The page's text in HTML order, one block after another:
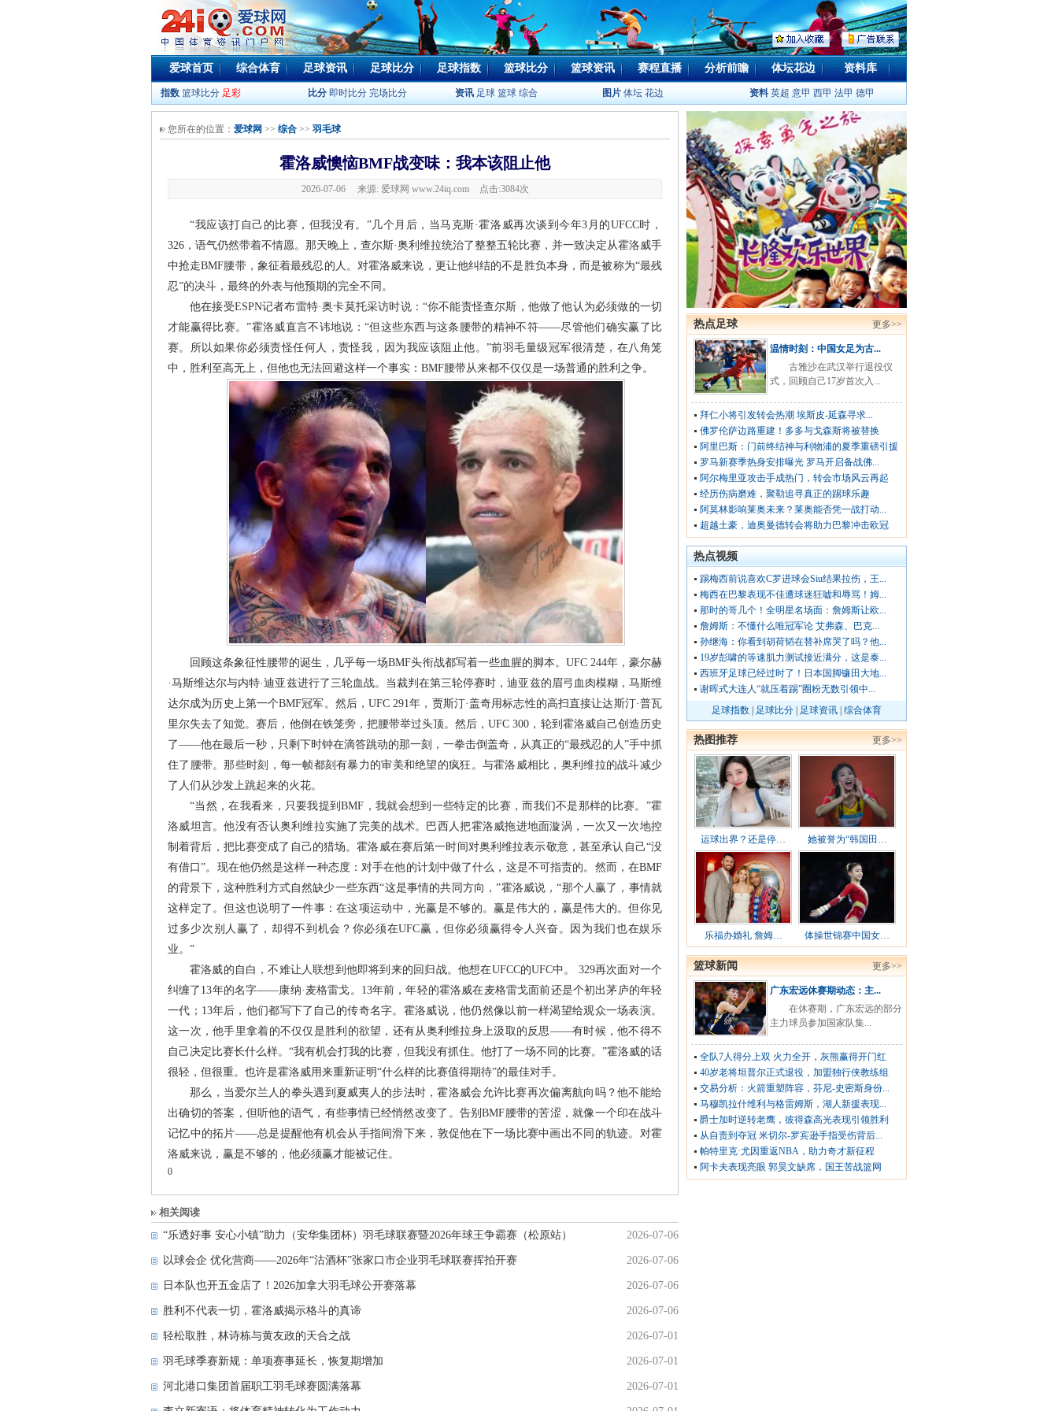
爱球首页 综合体育 足球资讯 足球比分 足球指数 篮球比分 篮球资讯 赛程直播 分析前瞻 体坛花边 资料库
指数 篮球比分 足彩 比分 即时比分 完场比分 资讯 足球 篮球 综合 图片 体坛 花边 资料 英超 意甲 西甲 法甲 德甲
您所在的位置： 爱球网 >> 综合 >> 羽毛球
霍洛威懊恼BMF战变味：我本该阻止他
2026-07-06 来源: 爱球网 www.24iq.com 点击:3084次
“我应该打自己的比赛，但我没有。”几个月后，当马克斯·霍洛威再次谈到今年3月的UFCC时，
326，语气仍然带着不情愿。那天晚上，查尔斯·奥利维拉统治了整整五轮比赛，并一致决定从霍洛威手
中抢走BMF腰带，象征着最残忍的人。对霍洛威来说，更让他纠结的不是胜负本身，而是被称为“最残
忍”的决斗，最终的外表与他预期的完全不同。
他在接受ESPN记者布雷特·奥卡莫托采访时说：“你不能责怪查尔斯，他做了他认为必须做的一切
才能赢得比赛。”霍洛威直言不讳地说：“但这些东西与这条腰带的精神不符——尽管他们确实赢了比
赛。所以如果你必须责怪任何人，责怪我，因为我应该阻止他。”前羽毛量级冠军很清楚，在八角笼
中，胜利至高无上，但他也无法回避这样一个事实：BMF腰带从来都不仅仅是一场普通的胜利之争。
回顾这条象征性腰带的诞生，几乎每一场BMF头衔战都写着一些血腥的脚本。UFC 244年，豪尔赫
·马斯维达尔与内特·迪亚兹进行了三轮血战。当裁判在第三轮停赛时，迪亚兹的眉弓血肉模糊，马斯维
达尔成为历史上第一个BMF冠军。然后，UFC 291年，贾斯汀·盖奇用标志性的高扫直接让达斯汀·普瓦
里尔失去了知觉。赛后，他倒在铁笼旁，把腰带举过头顶。然后，UFC 300，轮到霍洛威自己创造历史
了——他在最后一秒，只剩下时钟在滴答跳动的那一刻，一拳击倒盖奇，从真正的“最残忍的人”手中抓
住了腰带。那些时刻，每一帧都刻有暴力的审美和绝望的疯狂。与霍洛威相比，奥利维拉的战斗减少
了人们从沙发上跳起来的火花。
“当然，在我看来，只要我提到BMF，我就会想到一些特定的比赛，而我们不是那样的比赛。”霍
洛威坦言。他没有否认奥利维拉实施了完美的战术。巴西人把霍洛威拖进地面漩涡，一次又一次地控
制着背后，把比赛变成了自己的猎场。霍洛威在赛后第一时间对奥利维拉表示敬意，甚至承认自己“没
有借口”。现在他仍然是这样一种态度：对手在他的计划中做了什么，这是不可指责的。然而，在BMF
的背景下，这种胜利方式自然缺少一些东西“这是事情的共同方向，”霍洛威说，“那个人赢了，事情就
这样定了。但这也说明了一件事：在这项运动中，光赢是不够的。赢是伟大的，赢是伟大的。但你见
过多少次别人赢了，却得不到机会？你必须在UFC赢，但你必须赢得令人兴奋。因为我们也在娱乐
业。”
霍洛威的自白，不难让人联想到他即将到来的回归战。他想在UFCC的UFC中。 329再次面对一个
纠缠了13年的名字——康纳·麦格雷戈。13年前，年轻的霍洛威在麦格雷戈面前还是个初出茅庐的年轻
一代；13年后，他们都写下了自己的传奇名字。霍洛威说，他仍然像以前一样渴望给观众一场表演。
这一次，他手里拿着的不仅仅是胜利的欲望，还有从奥利维拉身上汲取的反思——有时候，他不得不
自己决定比赛长什么样。“我有机会打我的比赛，但我没有抓住。他打了一场不同的比赛。”霍洛威的话
很轻，但很重。也许是霍洛威用来重新证明“什么样的比赛值得期待”的最佳对手。
那么，当爱尔兰人的拳头遇到夏威夷人的步法时，霍洛威会允许比赛再次偏离航向吗？他不能给
出确切的答案，但听他的语气，有些事情已经悄然改变了。告别BMF腰带的苦涩，就像一个印在战斗
记忆中的拓片——总是提醒他有机会从手指间滑下来，敦促他在下一场比赛中画出不同的轨迹。对霍
洛威来说，赢是不够的，他必须赢才能被记住。
0
相关阅读
2026-07-06
“乐透好事 安心小镇”助力（安华集团杯）羽毛球联赛暨2026年球王争霸赛（松原站）
2026-07-06
以球会企 优化营商——2026年“沽酒杯”张家口市企业羽毛球联赛挥拍开赛
2026-07-06
日本队也开五金店了！2026加拿大羽毛球公开赛落幕
2026-07-06
胜利不代表一切，霍洛威揭示格斗的真谛
2026-07-01
轻松取胜，林诗栋与黄友政的天合之战
2026-07-01
羽毛球季赛新规：单项赛事延长，恢复期增加
2026-07-01
河北港口集团首届职工羽毛球赛圆满落幕
更多>>
热点足球
温情时刻：中国女足为古...
古雅沙在武汉举行退役仪
式，回顾自己17岁首次入...
拜仁小将引发转会热潮 埃斯皮-延森寻求...
佛罗伦萨边路重建！多多与戈森斯将被替换
阿里巴斯：门前终结神与利物浦的夏季重磅引援
罗马新赛季热身安排曝光 罗马开启备战佛...
阿尔梅里亚攻击手成热门，转会市场风云再起
经历伤病磨难，聚勒追寻真正的踢球乐趣
阿莫林影响莱奥未来？莱奥能否凭一战打动...
超越土豪，迪奥曼德转会将助力巴黎冲击欧冠
热点视频
踢梅西前说喜欢C罗进球会Siu结果拉伤，王...
梅西在巴黎表现不佳遭球迷狂嘘和辱骂！姆...
那时的哥几个！全明星名场面：詹姆斯让欧...
詹姆斯：不懂什么唯冠军论 艾弗森、巴克...
孙继海：你看到胡荷韬在替补席哭了吗？他...
19岁彭啸的等速肌力测试接近满分，这是泰...
西班牙足球已经过时了！日本国脚镰田大地...
谢晖式大连人“就压着踢”圈粉无数引领中...
足球指数
足球比分 足球资讯 综合体育
更多>>
热图推荐
运球出界？还是停… 她被誉为“韩国田…
乐福办婚礼 詹姆… 体操世锦赛中国女…
更多>>
篮球新闻
广东宏远休赛期动态：主...
在休赛期，广东宏远的部分
主力球员参加国家队集...
全队7人得分上双 火力全开，灰熊赢得开门红
40岁老将坦普尔正式退役，加盟独行侠教练组
交易分析：火箭重塑阵容，芬尼-史密斯身份...
马穆凯拉什维利与格雷姆斯，湖人新援表现...
爵士加时逆转老鹰，彼得森高光表现引领胜利
从自责到夺冠 米切尔-罗宾逊手指受伤背后...
帕特里克·尤因重返NBA，助力奇才新征程
阿卡夫表现亮眼 郭昊文缺席，国王苦战篮网